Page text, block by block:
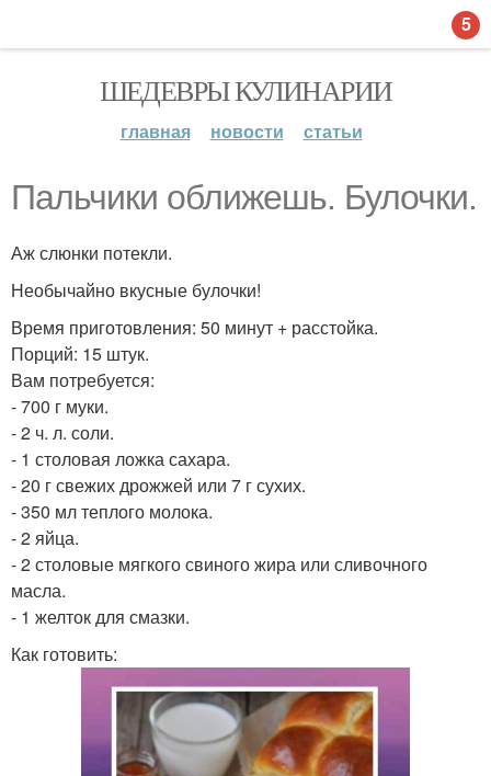
ШЕДЕВРЫ КУЛИНАРИИ
главная новости статьи
Пальчики оближешь. Булочки.
Аж слюнки потекли.
Необычайно вкусные булочки!
Время приготовления: 50 минут + расстойка.
Порций: 15 штук.
Вам потребуется:
- 700 г муки.
- 2 ч. л. соли.
- 1 столовая ложка сахара.
- 20 г свежих дрожжей или 7 г сухих.
- 350 мл теплого молока.
- 2 яйца.
- 2 столовые мягкого свиного жира или сливочного
масла.
- 1 желток для смазки.
Как готовить:
5